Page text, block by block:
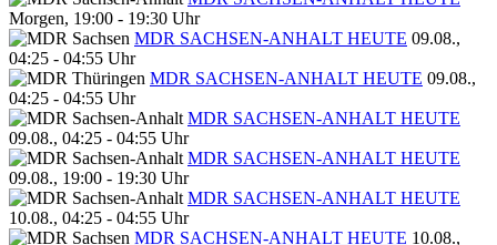
Morgen, 19:00 - 19:30 Uhr
MDR SACHSEN-ANHALT HEUTE 09.08.,
04:25 - 04:55 Uhr
MDR SACHSEN-ANHALT HEUTE 09.08.,
04:25 - 04:55 Uhr
MDR SACHSEN-ANHALT HEUTE
09.08., 04:25 - 04:55 Uhr
MDR SACHSEN-ANHALT HEUTE
09.08., 19:00 - 19:30 Uhr
MDR SACHSEN-ANHALT HEUTE
10.08., 04:25 - 04:55 Uhr
MDR SACHSEN-ANHALT HEUTE 10.08.,